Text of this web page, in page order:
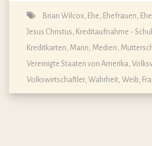
Brian Wilcox, Ehe, Ehefrauen,
Jesus Christus, Kreditaufnahme -
Kreditkarten, Mann, Medien,
Vereinigte Staaten von Amerika,
Volkswirtschaftler, Wahrheit, Weib,